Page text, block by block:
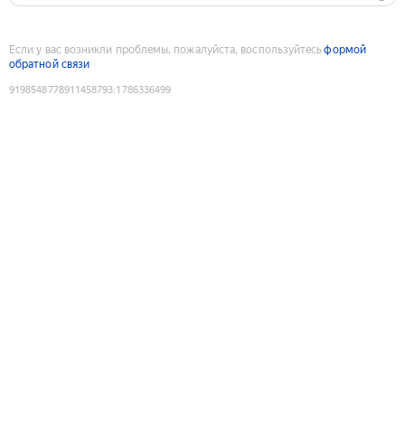
Если у вас возникли проблемы, пожалуйста, воспользуйтесьформой
обратной связи
9198548778911458793:1786336499